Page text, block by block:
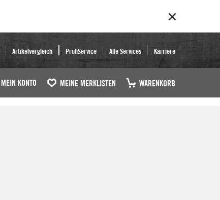
Artikelvergleich ProfiService Alle Services Karriere
MEIN KONTO MEINE MERKLISTEN WARENKORB